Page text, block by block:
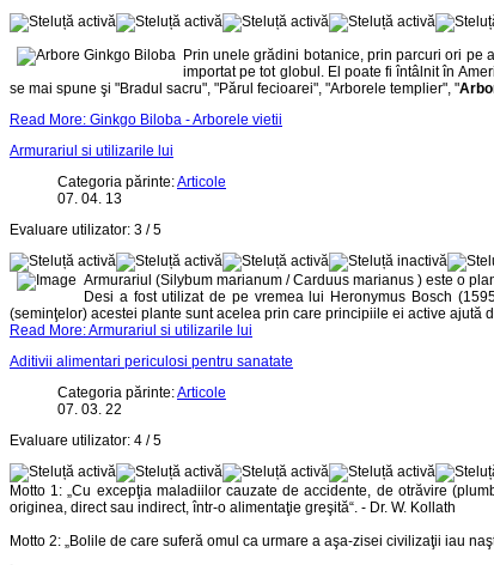
Prin unele grădini botanice, prin parcuri ori pe
importat pe tot globul. El poate fi întâlnit în
se mai spune şi "Bradul sacru", "Părul fecioarei", "Arborele templier", "
Read More: Ginkgo Biloba - Arborele vietii
Armurariul si utilizarile lui
Categoria părinte:Articole
07. 04. 13
Evaluare utilizator: 3 /5
Armurariul (Silybum marianum / Carduus marianus ) este o
Desi a fost utilizat de pe vremea lui Heronymus Bosch
(seminţelor) acestei plante sunt acelea prin care principiile ei active
Read More: Armurariul si utilizarile lui
Aditivii alimentari periculosi pentru sanatate
Categoria părinte:Articole
07. 03. 22
Evaluare utilizator: 4 /5
Motto 1: „Cu excepţia maladiilor cauzate de accidente, de otrăvire
originea, direct sau indirect, într-o alimentaţie greşită“. - Dr. W. Kollath
Motto 2: „Bolile de care suferă omul ca urmare a aşa-zisei civilizaţii iau